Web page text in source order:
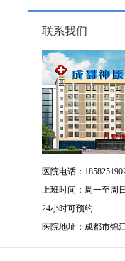
联系我们
医院电话：
上班时间：周一至周日
24小时可预约
医院地址：成都市锦